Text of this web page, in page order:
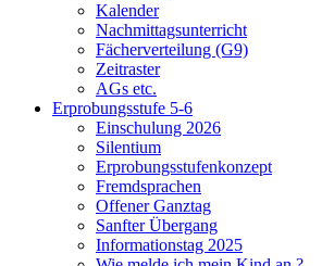
Kalender
Nachmittagsunterricht
Fächerverteilung (G9)
Zeitraster
AGs etc.
Erprobungsstufe 5-6
Einschulung 2026
Silentium
Erprobungsstufenkonzept
Fremdsprachen
Offener Ganztag
Sanfter Übergang
Informationstag 2025